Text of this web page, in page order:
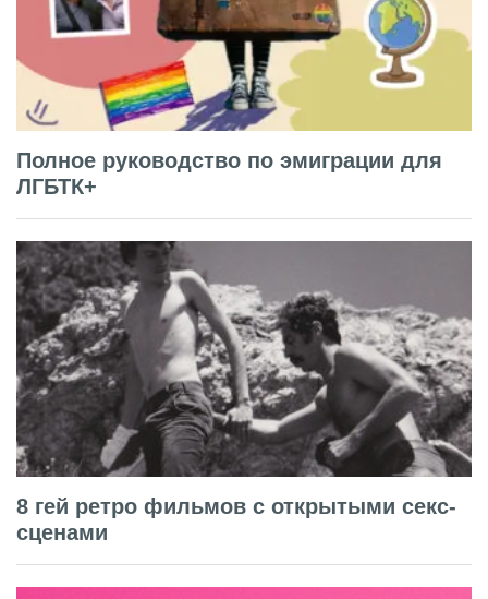
Полное руководство по эмиграции для
ЛГБТК+
8 гей ретро фильмов с открытыми секс-
сценами